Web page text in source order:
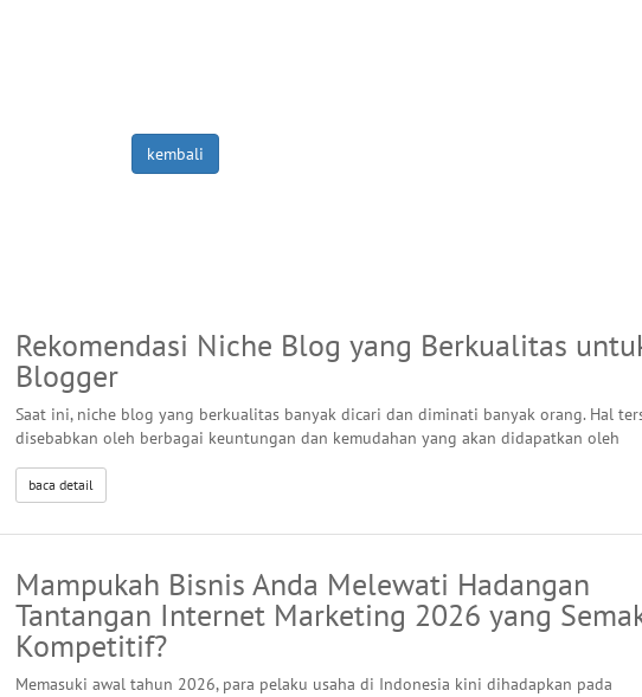
kembali
Rekomendasi Niche Blog yang Berkualitas
Blogger
Saat ini, niche blog yang berkualitas banyak dicari dan diminati banyak orang. Hal
disebabkan oleh berbagai keuntungan dan kemudahan yang akan didapatkan oleh
baca detail
Mampukah Bisnis Anda Melewati Hadangan
Tantangan Internet Marketing 2026 yang
Kompetitif?
Memasuki awal tahun 2026, para pelaku usaha di Indonesia kini dihadapkan pada